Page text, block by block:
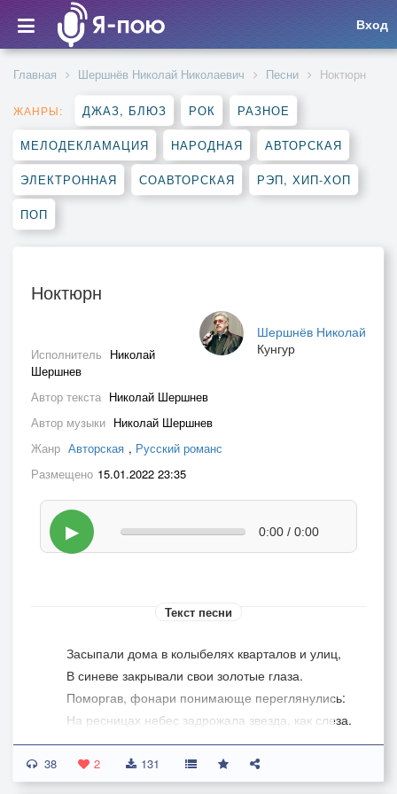
Вход
Главная Шершнёв Николай Николаевич Песни Ноктюрн
ЖАНРЫ: ДЖАЗ, БЛЮЗ РОК РАЗНОЕ
МЕЛОДЕКЛАМАЦИЯ НАРОДНАЯ АВТОРСКАЯ
ЭЛЕКТРОННАЯ СОАВТОРСКАЯ РЭП, ХИП-ХОП
ПОП
Ноктюрн
Шершнёв Николай
Кунгур
Исполнитель Николай
Шершнев
Автор текста Николай Шершнев
Автор музыки Николай Шершнев
Жанр Авторская , Русский романс
Размещено 15.01.2022 23:35
▶ 0:00 / 0:00
Текст песни
Засыпали дома в колыбелях кварталов и улиц,
В синеве закрывали свои золотые глаза.
Поморгав, фонари понимающе переглянулись:
На ресницах небес задрожала звезда, как слеза.
Город спал, утомлён, умолкали последние шумы.
Громыхнул издалёка трамвай посторонней грозы,
38 2 131